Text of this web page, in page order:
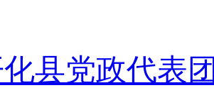
县党政代表